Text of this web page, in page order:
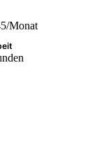
Monat